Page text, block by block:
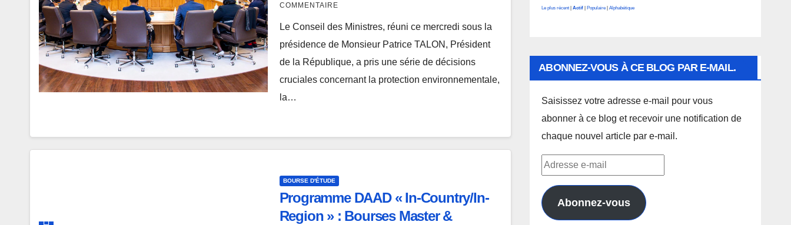
COMMENTAIRE
Le Conseil des Ministres, réuni ce mercredi sous la
présidence de Monsieur Patrice TALON, Président
de la République, a pris une série de décisions
cruciales concernant la protection environnementale,
la…
BOURSE D'ÉTUDE
Programme DAAD « In-Country/In-
Region » : Bourses Master &
Le plus récent | Actif | Populaire | Alphabétique
ABONNEZ-VOUS À CE BLOG PAR E-MAIL.
Saisissez votre adresse e-mail pour vous
abonner à ce blog et recevoir une notification de
chaque nouvel article par e-mail.
Adresse
mail Abonnez-vous